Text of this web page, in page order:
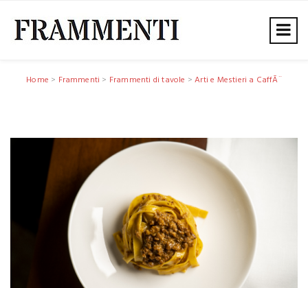
Home > Frammenti > Frammenti di tavole >Arti e Mestieri a CaffÃ¨